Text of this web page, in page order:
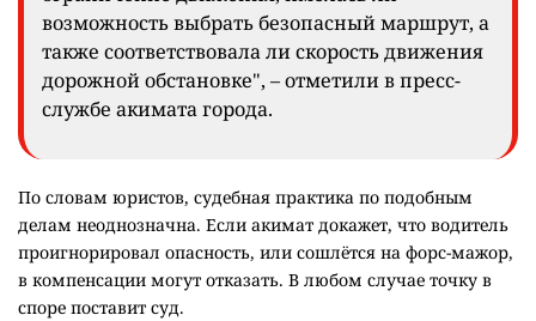
возможность выбрать безопасный маршрут, а
также соответствовала ли скорость движения
дорожной обстановке", – отметили в пресс-
службе акимата города.
По словам юристов, судебная практика по подобным
делам неоднозначна. Если акимат докажет, что водитель
проигнорировал опасность, или сошлётся на форс-мажор,
в компенсации могут отказать. В любом случае точку в
споре поставит суд.